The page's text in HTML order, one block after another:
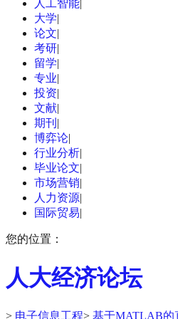
人工智能|
大学|
论文|
考研|
留学|
专业|
投资|
文献|
期刊 |
博弈论|
行业分析|
毕业论文|
市场营销|
人力资源|
国际贸易|
您的位置：
人大经济论坛
> 电子信息工程> 基于MATLAB的